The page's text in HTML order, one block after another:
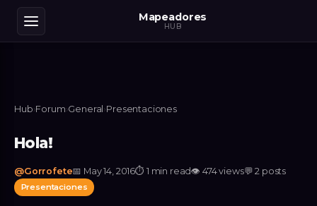
Mapeadores
HUB
Hub›Forum›General ›Presentaciones
Hola!
@Gorrofete📅 May 14, 2016⏱ 1 min read👁 474views💬2 posts
Presentaciones